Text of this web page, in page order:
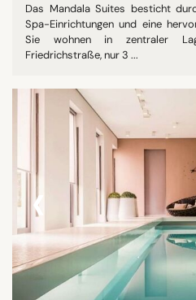
Das Mandala Suites besticht
Spa-Einrichtungen und eine
Sie wohnen in zentraler
Friedrichstraße, nur 3 ...
‹